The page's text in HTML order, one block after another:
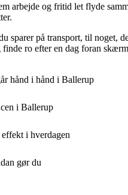
arbejde og fritid let flyde
sparer på transport, til noget,
ro efter en dag foran
hånd i hånd i Ballerup
i Ballerup
i hverdagen
gør du